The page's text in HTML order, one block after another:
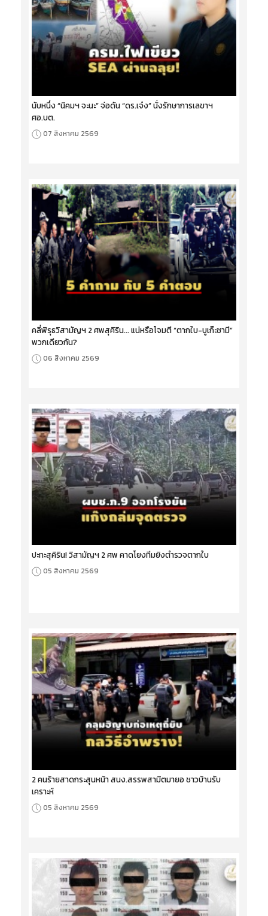
นับหนึ่ง “นิคมฯ จะนะ” จ่อดัน “ดร.เจ๋ง” นั่งรักษาการเลขาฯ
ศอ.บต.
07 สิงหาคม 2569
คลี่พิรุธวิสามัญฯ 2 ศพสุคิริน... แน่หรือโจมตี “ตากใบ-บูเก๊ะซามี”
พวกเดียวกัน?
06 สิงหาคม 2569
ปะทะสุคิริน! วิสามัญฯ 2 ศพ คาดโยงทีมยิงตำรวจตากใบ
05 สิงหาคม 2569
2 คนร้ายสาดกระสุนหน้า สนง.สรรพสามิตมายอ ชาวบ้านรับ
เคราะห์
05 สิงหาคม 2569